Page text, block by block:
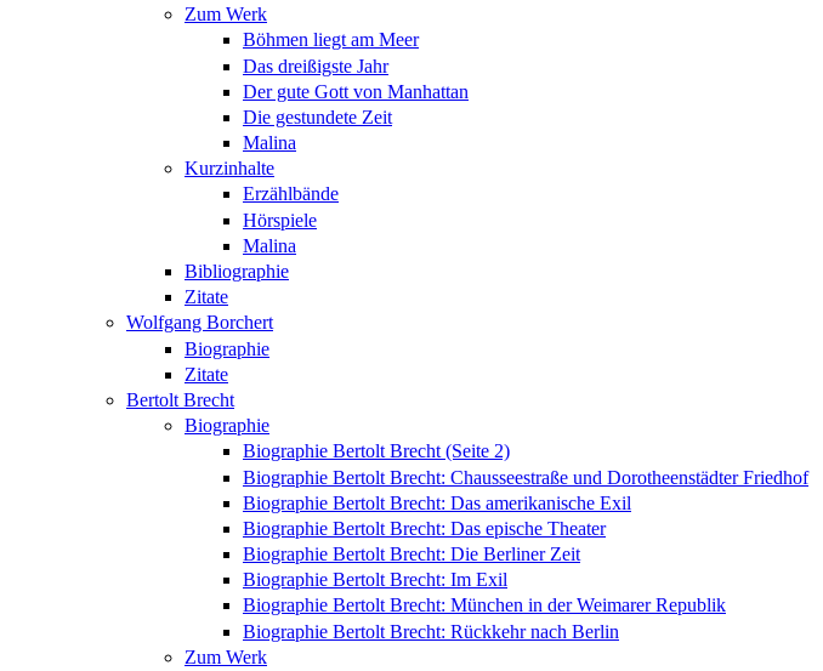
Zum Werk
Böhmen liegt am Meer
Das dreißigste Jahr
Der gute Gott von Manhattan
Die gestundete Zeit
Malina
Kurzinhalte
Erzählbände
Hörspiele
Malina
Bibliographie
Zitate
Wolfgang Borchert
Biographie
Zitate
Bertolt Brecht
Biographie
Biographie Bertolt Brecht (Seite 2)
Biographie Bertolt Brecht: Chausseestraße und Dorotheenstädter Friedhof
Biographie Bertolt Brecht: Das amerikanische Exil
Biographie Bertolt Brecht: Das epische Theater
Biographie Bertolt Brecht: Die Berliner Zeit
Biographie Bertolt Brecht: Im Exil
Biographie Bertolt Brecht: München in der Weimarer Republik
Biographie Bertolt Brecht: Rückkehr nach Berlin
Zum Werk